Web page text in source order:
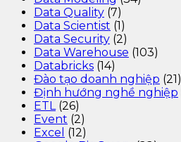
Data Quality (7)
Data Scientist (1)
Data Security (2)
Data Warehouse (103)
Databricks (14)
Đào tạo doanh nghiệp (21)
Định hướng nghề nghiệp
ETL (26)
Event (2)
Excel (12)